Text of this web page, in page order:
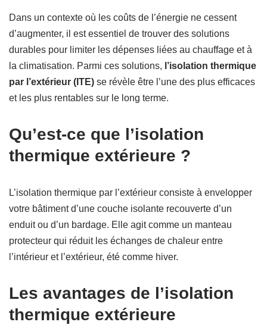
Dans un contexte où les coûts de l’énergie ne cessent
d’augmenter, il est essentiel de trouver des solutions
durables pour limiter les dépenses liées au chauffage et à
la climatisation. Parmi ces solutions, l’isolation thermique
par l’extérieur (ITE) se révèle être l’une des plus efficaces
et les plus rentables sur le long terme.
Qu’est-ce que l’isolation
thermique extérieure ?
L’isolation thermique par l’extérieur consiste à envelopper
votre bâtiment d’une couche isolante recouverte d’un
enduit ou d’un bardage. Elle agit comme un manteau
protecteur qui réduit les échanges de chaleur entre
l’intérieur et l’extérieur, été comme hiver.
Les avantages de l’isolation
thermique extérieure